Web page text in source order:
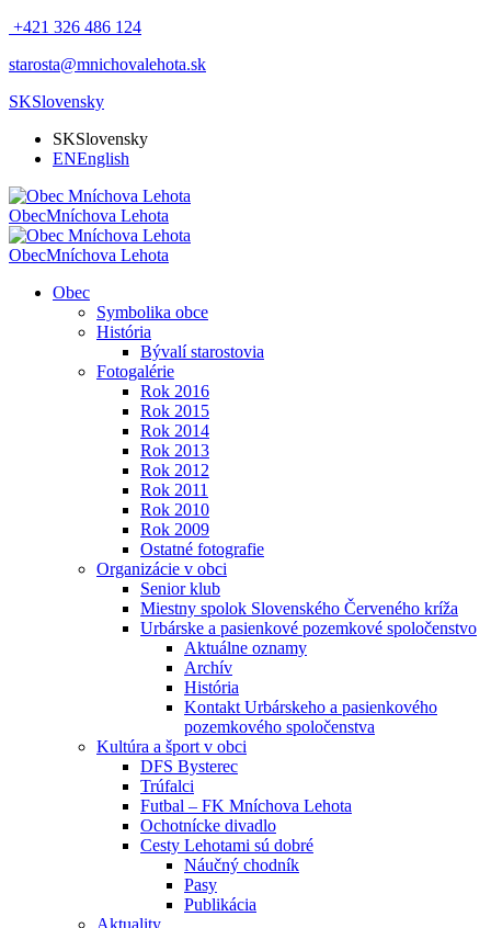
+421 326 486 124
starosta@mnichovalehota.sk
SKSlovensky
SKSlovensky
ENEnglish
ObecMníchova Lehota
ObecMníchova Lehota
Obec
Symbolika obce
História
Bývalí starostovia
Fotogalérie
Rok 2016
Rok 2015
Rok 2014
Rok 2013
Rok 2012
Rok 2011
Rok 2010
Rok 2009
Ostatné fotografie
Organizácie v obci
Senior klub
Miestny spolok Slovenského Červeného kríža
Urbárske a pasienkové pozemkové spoločenstvo
Aktuálne oznamy
Archív
História
Kontakt Urbárskeho a pasienkového
pozemkového spoločenstva
Kultúra a šport v obci
DFS Bysterec
Trúfalci
Futbal – FK Mníchova Lehota
Ochotnícke divadlo
Cesty Lehotami sú dobré
Náučný chodník
Pasy
Publikácia
Aktuality